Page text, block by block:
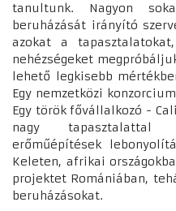
tanultunk. Nagyon
beruházását irányító
azokat a
nehézségeket
lehető legkisebb
Egy nemzetközi
Egy török fővállalkozó -
nagy tapasztalattal
erőműépítések
Keleten, afrikai
projektet Romániában,
beruházásokat.